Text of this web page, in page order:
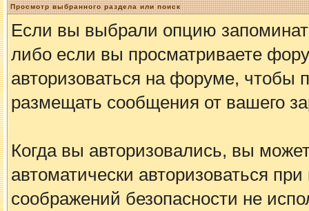
Просмотр выбранного раздела или поиск
Если вы выбрали опцию
либо если вы просматриваете
авторизоваться на форуме,
размещать сообщения от вашего
Когда вы авторизовались, вы
автоматически авторизоваться
соображений безопасности не